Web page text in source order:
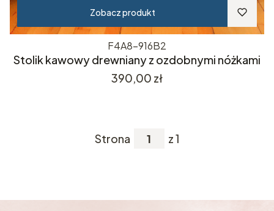
Zobacz produkt
F4A8-916B2
Stolik kawowy drewniany z ozdobnymi nóżkami
Cena
390,00 zł
Strona z 1